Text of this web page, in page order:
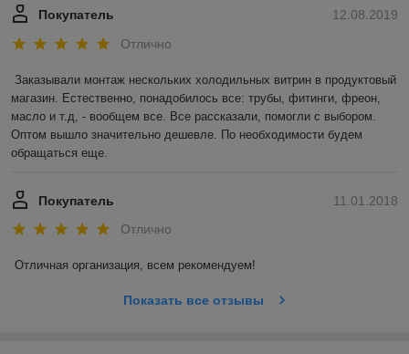
12.08.2019
Покупатель
Отлично
Заказывали монтаж нескольких холодильных витрин в продуктовый
магазин. Естественно, понадобилось все: трубы, фитинги, фреон,
масло и т.д, - вообщем все. Все рассказали, помогли с выбором.
Оптом вышло значительно дешевле. По необходимости будем
обращаться еще.
11.01.2018
Покупатель
Отлично
Отличная организация, всем рекомендуем!
Показать все отзывы